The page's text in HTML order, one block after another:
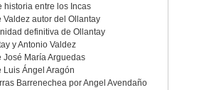
historia entre los Incas
Valdez autor del Ollantay
definitiva de Ollantay
y Antonio Valdez
José María Arguedas
Luis Ángel Aragón
Barrenechea por Angel Avendaño